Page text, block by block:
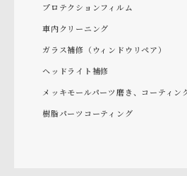
プロテクションフィルム
車内クリーニング
ガラス補修（ウィンドウリペア）
ヘッドライト補修
メッキモールパーツ磨き、コーティン
樹脂パーツコーティング